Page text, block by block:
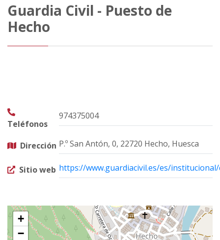
Guardia Civil - Puesto de
Hecho
Teléfonos
974375004
Dirección P.º San Antón, 0, 22720 Hecho, Huesca
Sitio web https://www.guardiacivil.es/es/
+
−